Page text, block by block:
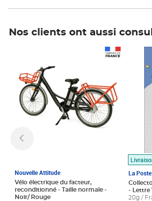
Nos clients ont aussi
Nouvelle Attitude
Vélo électrique du facteur,
reconditionné - Taille normale -
Noir/ Rouge
La Poste
- Lettre
20g /
Prix